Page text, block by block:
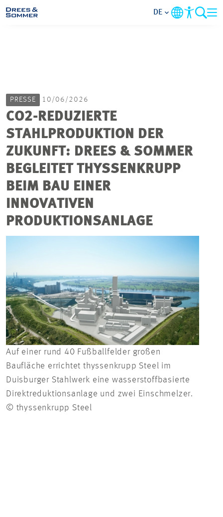
IM FOKUS
KARRIERE
PROJEKTE
KONTAKT
DE
PRESSE 10/06/2026
CO2-REDUZIERTE
STAHLPRODUKTION DER
ZUKUNFT: DREES & SOMMER
BEGLEITET THYSSENKRUPP
BEIM BAU EINER
INNOVATIVEN
PRODUKTIONSANLAGE
Auf einer rund 40 Fußballfelder großen
Baufläche errichtet thyssenkrupp Steel im
Duisburger Stahlwerk eine wasserstoffbasierte
Direktreduktionsanlage und zwei Einschmelzer.
© thyssenkrupp Steel